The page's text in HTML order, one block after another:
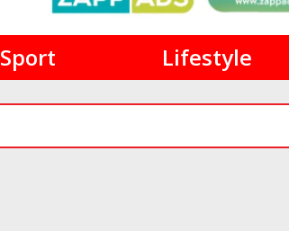
Sport Lifestyle